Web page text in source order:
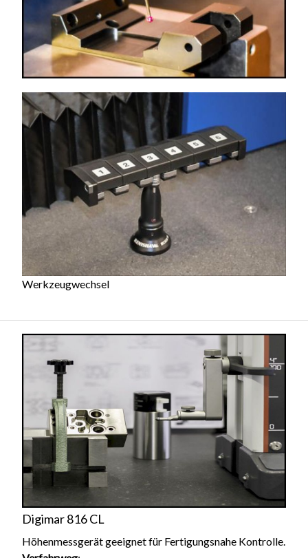
Werkzeugwechsel
Digimar 816 CL
Höhenmessgerät geeignet für Fertigungsnahe Kontrolle.